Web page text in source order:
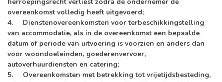
herroepingsrecht verliest zodra de ondernemer de
overeenkomst volledig heeft uitgevoerd;
4. Dienstenovereenkomsten voor terbeschikkingstelling
van accommodatie, als in de overeenkomst een bepaalde
datum of periode van uitvoering is voorzien en anders dan
voor woondoeleinden, goederenvervoer,
autoverhuurdiensten en catering;
5. Overeenkomsten met betrekking tot vrijetijdsbesteding,